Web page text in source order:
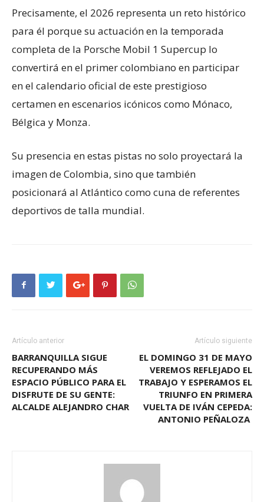
Precisamente, el 2026 representa un reto histórico
para él porque su actuación en la temporada
completa de la Porsche Mobil 1 Supercup lo
convertirá en el primer colombiano en participar
en el calendario oficial de este prestigioso
certamen en escenarios icónicos como Mónaco,
Bélgica y Monza.
Su presencia en estas pistas no solo proyectará la
imagen de Colombia, sino que también
posicionará al Atlántico como cuna de referentes
deportivos de talla mundial.
Artículo anterior
BARRANQUILLA SIGUE
RECUPERANDO MÁS
ESPACIO PÚBLICO PARA EL
DISFRUTE DE SU GENTE:
ALCALDE ALEJANDRO CHAR
Artículo siguiente
EL DOMINGO 31 DE MAYO
VEREMOS REFLEJADO EL
TRABAJO Y ESPERAMOS EL
TRIUNFO EN PRIMERA
VUELTA DE IVÁN CEPEDA:
ANTONIO PEÑALOZA